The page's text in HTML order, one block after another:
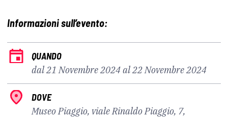
Informazioni sull’evento:
QUANDO
dal 21 Novembre 2024 al 22 Novembre 2024
DOVE
Museo Piaggio, viale Rinaldo Piaggio, 7,